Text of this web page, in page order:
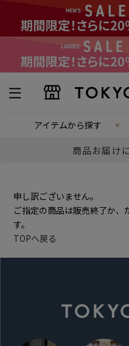
アイテムから探す
商品お届け
申し訳ございません。
ご指定の商品は販売終了か
す。
TOPへ戻る